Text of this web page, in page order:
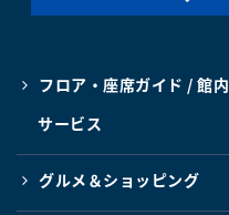
フロア・座席ガイド / 館内
サービス
グルメ＆ショッピング